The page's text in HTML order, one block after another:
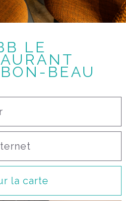
LE
BEAU
la carte